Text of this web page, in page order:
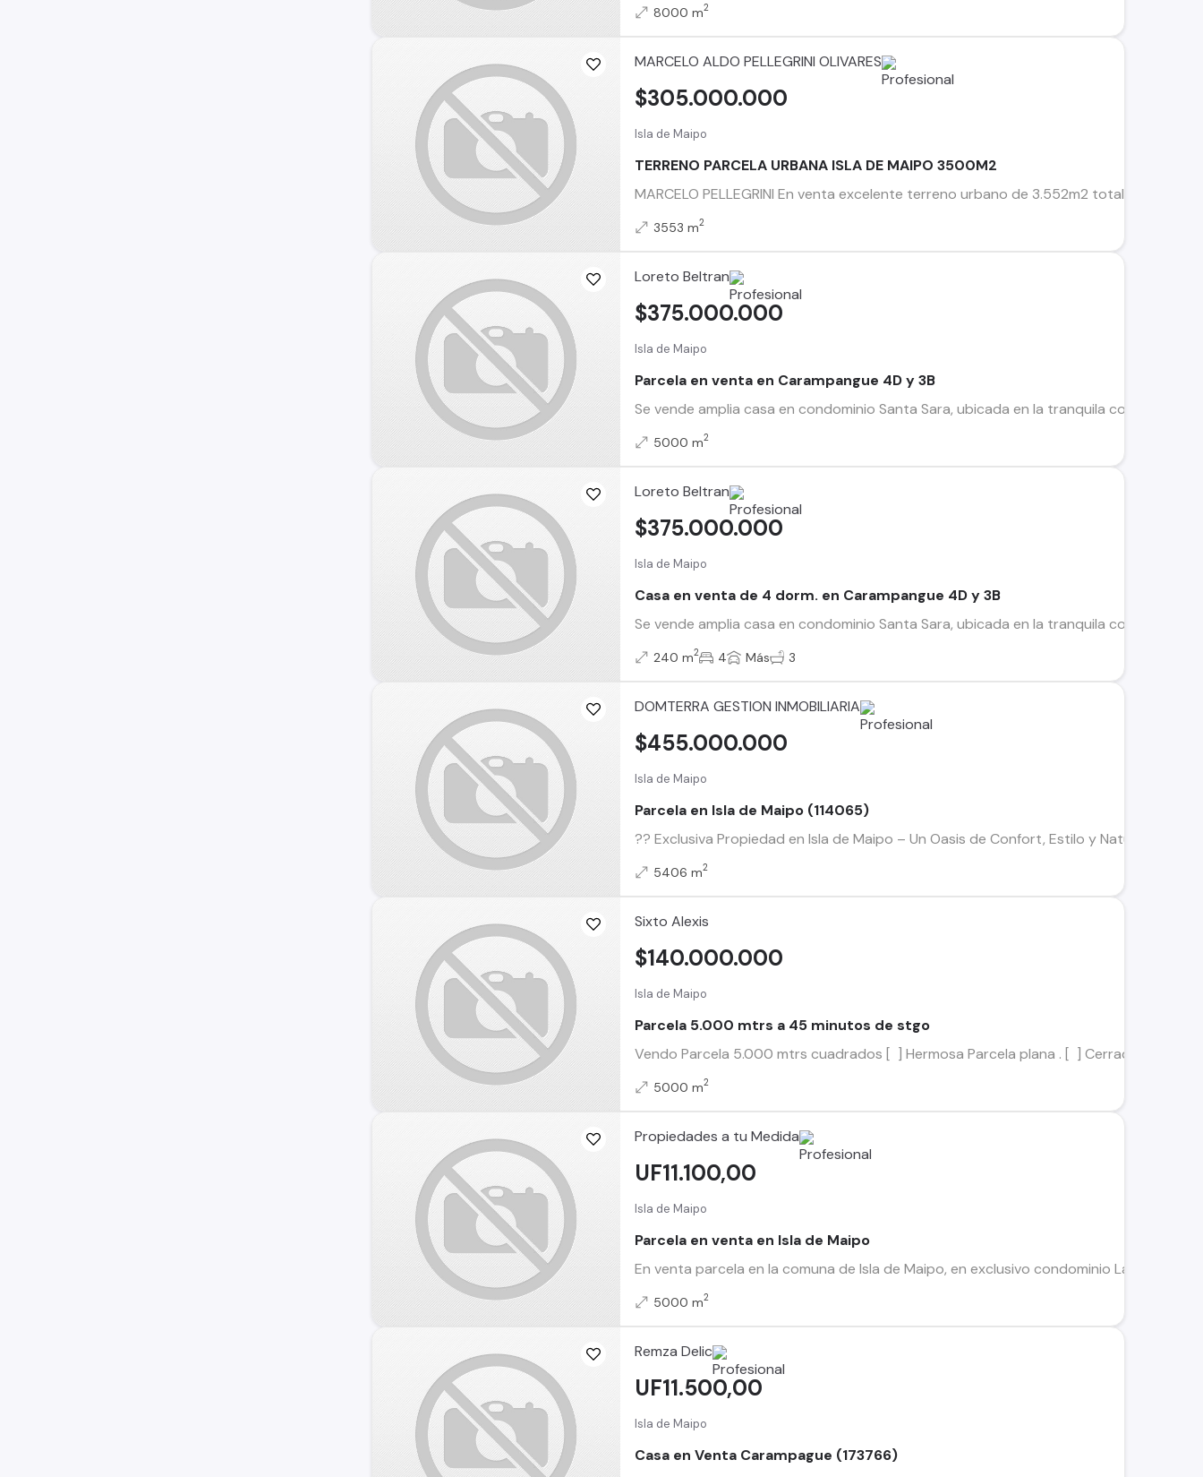
8000 m2
MARCELO ALDO PELLEGRINI OLIVARES
Isla de Maipo
TERRENO PARCELA URBANA ISLA DE MAIPO 3500M2
MARCELO PELLEGRINI En venta excelente terreno urbano de 3.552m2 totalmente
$305.000.000
3553 m2
Loreto Beltran
Isla de Maipo
Parcela en venta en Carampangue 4D y 3B
Se vende amplia casa en condominio Santa Sara, ubicada en la tranquila comuna
$375.000.000
5000 m2
Loreto Beltran
Isla de Maipo
Casa en venta de 4 dorm. en Carampangue 4D y 3B
Se vende amplia casa en condominio Santa Sara, ubicada en la tranquila comuna
$375.000.000
240 m2 4 Más 3
DOMTERRA GESTION INMOBILIARIA
Isla de Maipo
Parcela en Isla de Maipo (114065)
?? Exclusiva Propiedad en Isla de Maipo – Un Oasis de Confort, Estilo y Naturaleza
$455.000.000
5406 m2
Sixto Alexis
Isla de Maipo
Parcela 5.000 mtrs a 45 minutos de stgo
Vendo Parcela 5.000 mtrs cuadrados [ ] Hermosa Parcela plana . [ ] Cerrada . [ ]
$140.000.000
5000 m2
Propiedades a tu Medida
Isla de Maipo
Parcela en venta en Isla de Maipo
En venta parcela en la comuna de Isla de Maipo, en exclusivo condominio Las
UF11.100,00
5000 m2
Remza Delic
Isla de Maipo
Casa en Venta Carampague (173766)
UF11.500,00